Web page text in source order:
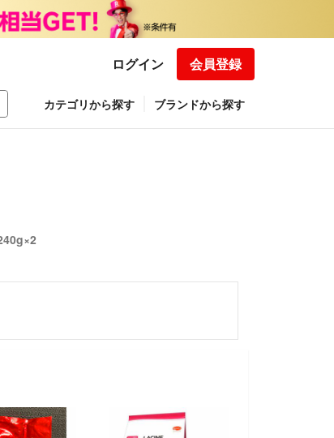
ログイン 会員登録
カテゴリから探す ブランドから探す